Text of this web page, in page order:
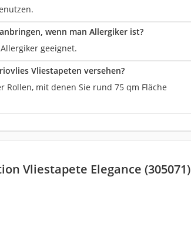
wenn man Allergiker ist?
geeignet.
Vliestapeten versehen?
Rollen, mit denen Sie rund 75 qm Fläche
Vliestapete Elegance (305071)